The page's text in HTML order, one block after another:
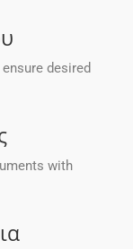
desired
with